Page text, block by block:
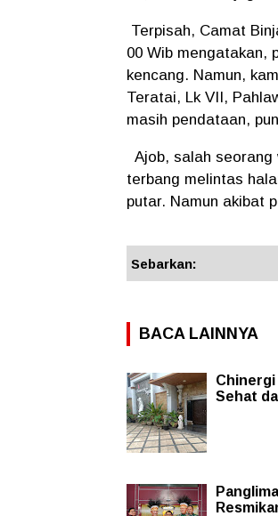
Terpisah, Camat
00 Wib mengatakan,
kencang. Namun,
Teratai, Lk VII,
masih pendataan,
Ajob, salah
terbang melintas
putar. Namun akibat
Sebarkan:
BACA LAINNYA
Chinergi
Sehat